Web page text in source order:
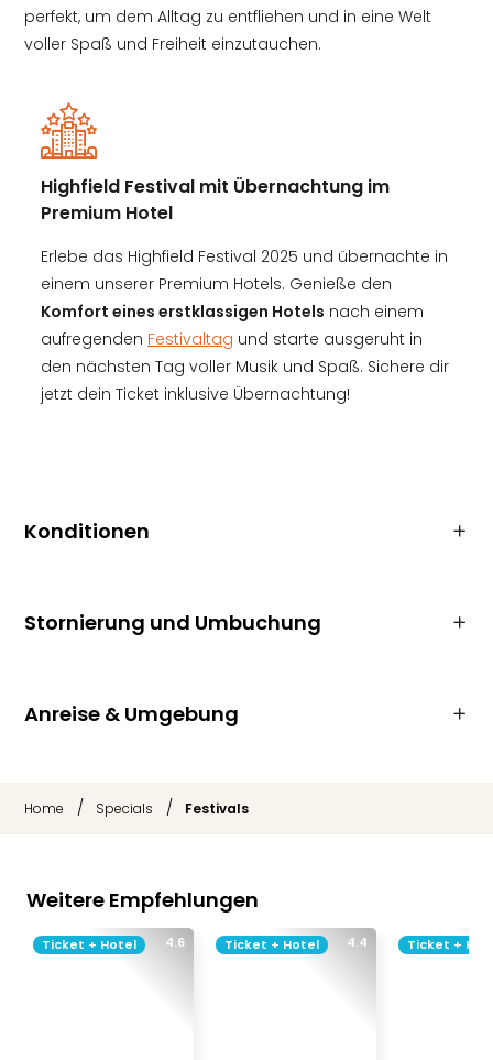
perfekt, um dem Alltag zu entfliehen und in eine Welt
voller Spaß und Freiheit einzutauchen.
Highfield Festival mit Übernachtung im
Premium Hotel
Erlebe das Highfield Festival 2025 und übernachte in
einem unserer Premium Hotels. Genieße den
Komfort eines erstklassigen Hotels nach einem
aufregenden Festivaltag und starte ausgeruht in
den nächsten Tag voller Musik und Spaß. Sichere dir
jetzt dein Ticket inklusive Übernachtung!
Konditionen
Stornierung und Umbuchung
Anreise & Umgebung
Home / Specials / Festivals
Weitere Empfehlungen
4.6
Ticket + Hotel 4.4
Ticket + Hotel Ticket +